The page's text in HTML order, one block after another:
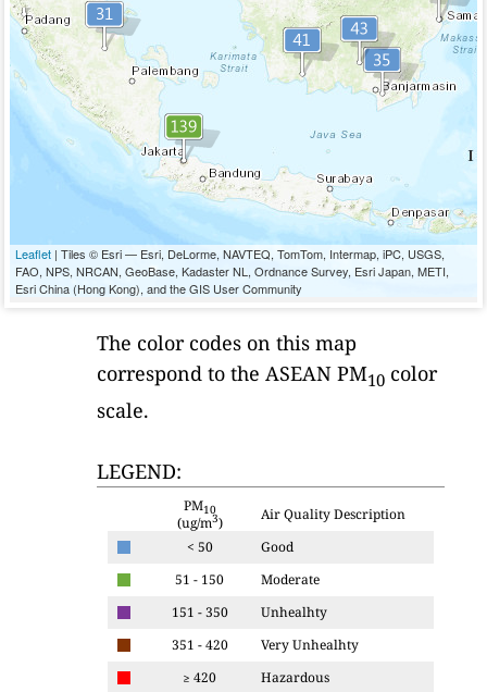
Leaflet | Tiles © Esri — Esri, DeLorme, NAVTEQ, TomTom, Intermap, iPC, USGS,
FAO, NPS, NRCAN, GeoBase, Kadaster NL, Ordnance Survey, Esri Japan, METI,
Esri China (Hong Kong), and the GIS User Community
The color codes on this map
correspond to the ASEAN PM10color
scale.
LEGEND:
PM10
(ug/m3)
Air Quality Description
< 50
Good
51 - 150
Moderate
151 - 350
Unhealhty
351 - 420
Very Unhealhty
≥ 420
Hazardous